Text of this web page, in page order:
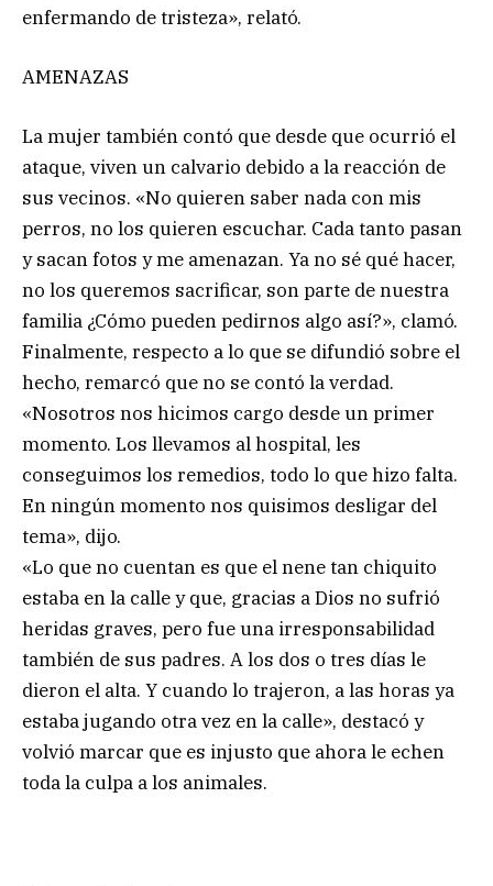
enfermando de tristeza», relató.
AMENAZAS
La mujer también contó que desde que ocurrió el
ataque, viven un calvario debido a la reacción de
sus vecinos. «No quieren saber nada con mis
perros, no los quieren escuchar. Cada tanto pasan
y sacan fotos y me amenazan. Ya no sé qué hacer,
no los queremos sacrificar, son parte de nuestra
familia ¿Cómo pueden pedirnos algo así?», clamó.
Finalmente, respecto a lo que se difundió sobre el
hecho, remarcó que no se contó la verdad.
«Nosotros nos hicimos cargo desde un primer
momento. Los llevamos al hospital, les
conseguimos los remedios, todo lo que hizo falta.
En ningún momento nos quisimos desligar del
tema», dijo.
«Lo que no cuentan es que el nene tan chiquito
estaba en la calle y que, gracias a Dios no sufrió
heridas graves, pero fue una irresponsabilidad
también de sus padres. A los dos o tres días le
dieron el alta. Y cuando lo trajeron, a las horas ya
estaba jugando otra vez en la calle», destacó y
volvió marcar que es injusto que ahora le echen
toda la culpa a los animales.